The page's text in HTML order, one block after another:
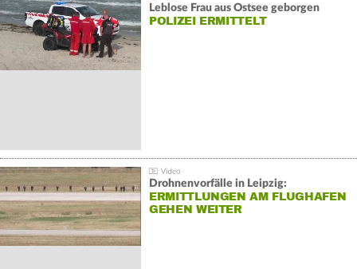
Leblose Frau aus Ostsee geborgen
POLIZEI ERMITTELT
Drohnenvorfälle in Leipzig:
ERMITTLUNGEN AM FLUGHAFEN
GEHEN WEITER